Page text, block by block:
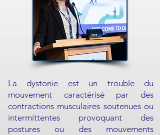
La dystonie est un trouble du
mouvement caractérisé par des
contractions musculaires soutenues ou
intermittentes provoquant des
postures ou des mouvements